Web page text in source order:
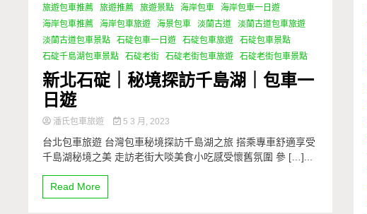
旅遊包車推薦
旅遊推薦 旅遊景點 海岸包車
海岸包車一日遊
海岸包車推薦
海岸包車旅遊 海景包車 淡蘭古道
淡蘭古道包車旅遊
淡蘭古道包車景點
石碇包車一日遊 石碇包車旅遊
石碇包車景點
石碇千島湖包車景點
石碇老街 石碇老街包車旅遊 石碇老街包車景點
新北石碇｜秘境探訪千島湖｜包車一
日遊
潘氏包車旅遊 5 3 月, 2023
台北包車旅遊 台灣包車秘境探訪千島湖之旅 搭乘專車舒適享受
千島湖秘境之美 走訪老街大啖美食小吃感受懷舊氛圍 參 […]...
Read More